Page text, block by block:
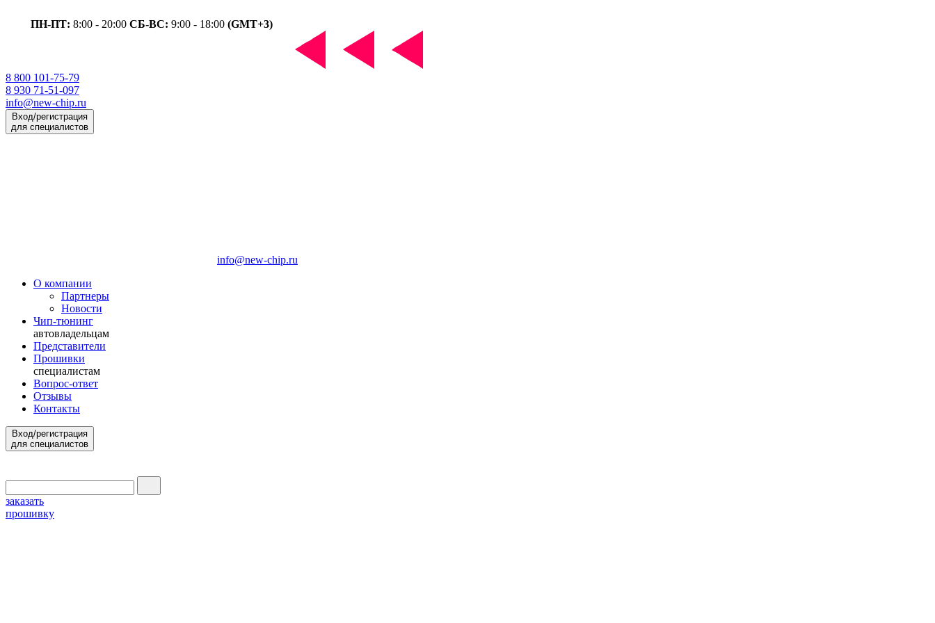
ПН-ПТ: 8:00 - 20:00 СБ-ВС: 9:00 - 18:00 (GMT+3)
8 800 101-75-79
8 930 71-51-097
info@new-chip.ru
Вход/регистрация
для специалистов
info@new-chip.ru
О компании
Партнеры
Новости
Чип-тюнинг
автовладельцам
Представители
Прошивки
специалистам
Вопрос-ответ
Отзывы
Контакты
Вход/регистрация
для специалистов
заказать
прошивку